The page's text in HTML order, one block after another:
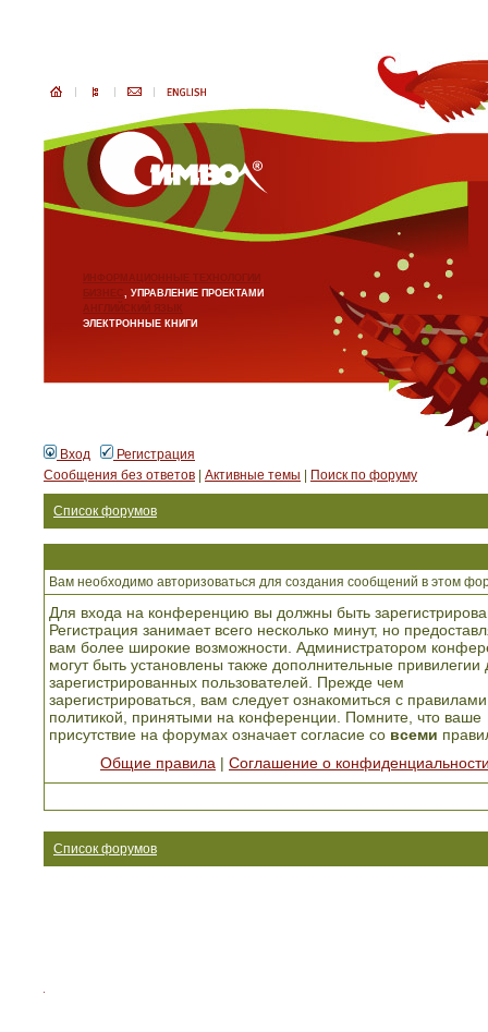
ИНФОРМАЦИОННЫЕ ТЕХНОЛОГИИ
БИЗНЕС, УПРАВЛЕНИЕ ПРОЕКТАМИ
АНГЛИЙСКИЙ ЯЗЫК
ЭЛЕКТРОННЫЕ КНИГИ
Вход
Регистрация
Сообщения без ответов
Активные темы Поиск по форуму
Список форумов
Вам необходимо авторизоваться для создания сообщений в этом
Для входа на конференцию вы должны быть
Регистрация занимает всего несколько минут, но
вам более широкие возможности. Администратором
могут быть установлены также дополнительные привилегии
зарегистрированных пользователей. Прежде чем
зарегистрироваться, вам следует ознакомиться с
политикой, принятыми на конференции. Помните, что ваше
присутствие на форумах означает согласие со всеми
Общие правила
Соглашение о
Список форумов